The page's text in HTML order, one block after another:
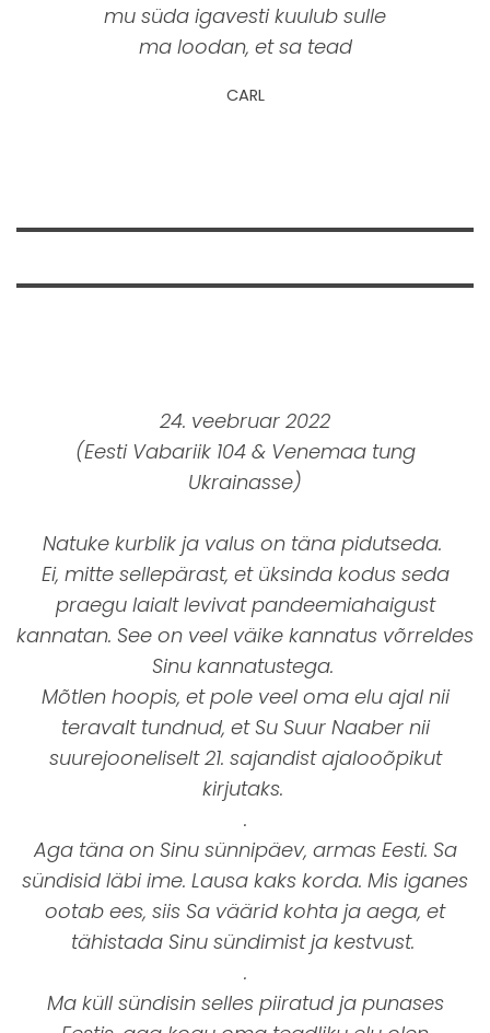
mu süda igavesti kuulub sulle
ma loodan, et sa tead
CARL
24. veebruar 2022
(Eesti Vabariik 104 & Venemaa tung
Ukrainasse)
Natuke kurblik ja valus on täna pidutseda.
Ei, mitte sellepärast, et üksinda kodus seda
praegu laialt levivat pandeemiahaigust
kannatan. See on veel väike kannatus võrreldes
Sinu kannatustega.
Mõtlen hoopis, et pole veel oma elu ajal nii
teravalt tundnud, et Su Suur Naaber nii
suurejooneliselt 21. sajandist ajalooõpikut
kirjutaks.
.
Aga täna on Sinu sünnipäev, armas Eesti. Sa
sündisid läbi ime. Lausa kaks korda. Mis iganes
ootab ees, siis Sa väärid kohta ja aega, et
tähistada Sinu sündimist ja kestvust.
.
Ma küll sündisin selles piiratud ja punases